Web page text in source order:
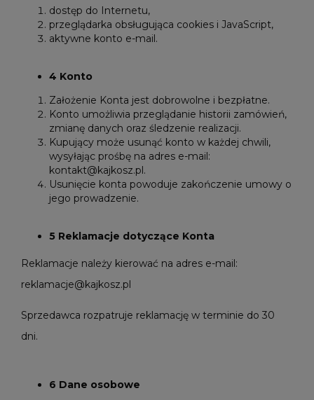
dostęp do Internetu,
przeglądarka obsługująca cookies i JavaScript,
aktywne konto e-mail.
4 Konto
Założenie Konta jest dobrowolne i bezpłatne.
Konto umożliwia przeglądanie historii zamówień,
zmianę danych oraz śledzenie realizacji.
Kupujący może usunąć konto w każdej chwili,
wysyłając prośbę na adres e-mail:
kontakt@kajkosz.pl.
Usunięcie konta powoduje zakończenie umowy o
jego prowadzenie.
5 Reklamacje dotyczące Konta
Reklamacje należy kierować na adres e-mail:
reklamacje@kajkosz.pl
Sprzedawca rozpatruje reklamację w terminie do 30
dni.
6 Dane osobowe